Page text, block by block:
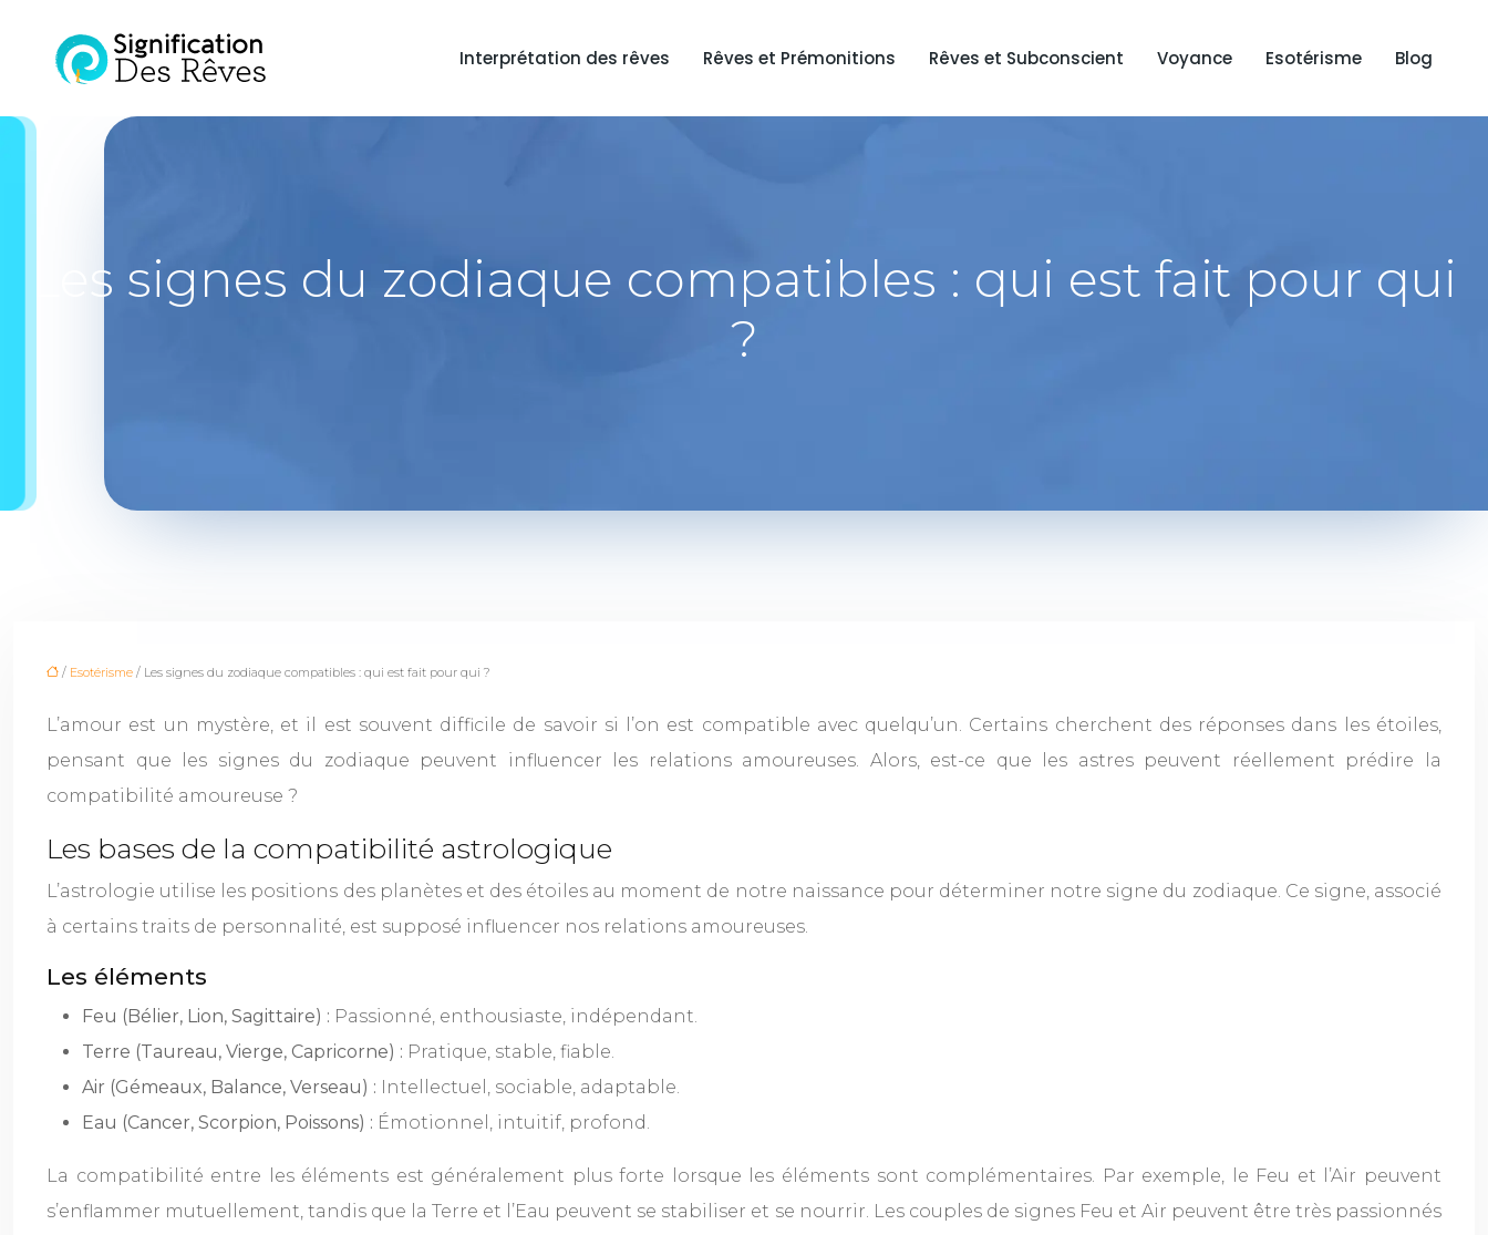
Interprétation des rêves Rêves et Prémonitions Rêves et Subconscient Voyance Esotérisme Blog
Les signes du zodiaque compatibles : qui est fait pour qui
?
/ Esotérisme / Les signes du zodiaque compatibles : qui est fait pour qui ?
L’amour est un mystère, et il est souvent difficile de savoir si l’on est compatible avec quelqu’un. Certains cherchent des réponses dans les étoiles,
pensant que les signes du zodiaque peuvent influencer les relations amoureuses. Alors, est-ce que les astres peuvent réellement prédire la
compatibilité amoureuse ?
Les bases de la compatibilité astrologique
L’astrologie utilise les positions des planètes et des étoiles au moment de notre naissance pour déterminer notre signe du zodiaque. Ce signe, associé
à certains traits de personnalité, est supposé influencer nos relations amoureuses.
Les éléments
Feu (Bélier, Lion, Sagittaire) : Passionné, enthousiaste, indépendant.
Terre (Taureau, Vierge, Capricorne) : Pratique, stable, fiable.
Air (Gémeaux, Balance, Verseau) : Intellectuel, sociable, adaptable.
Eau (Cancer, Scorpion, Poissons) : Émotionnel, intuitif, profond.
La compatibilité entre les éléments est généralement plus forte lorsque les éléments sont complémentaires. Par exemple, le Feu et l’Air peuvent
s’enflammer mutuellement, tandis que la Terre et l’Eau peuvent se stabiliser et se nourrir. Les couples de signes Feu et Air peuvent être très passionnés